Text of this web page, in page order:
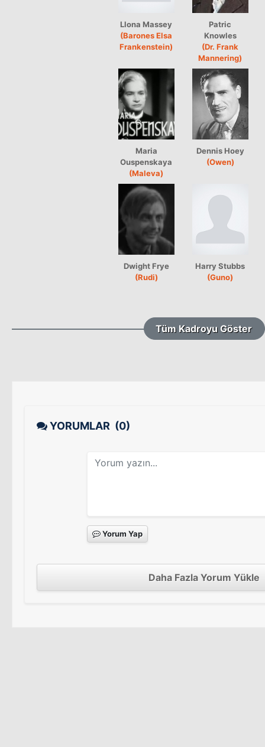
Llona Massey
(Barones Elsa
Frankenstein)
Patric
Knowles
(Dr. Frank
Mannering)
Maria
Ouspenskaya
(Maleva)
Dennis Hoey
(Owen)
Dwight Frye
(Rudi)
Harry Stubbs
(Guno)
Tüm Kadroyu Göster
YORUMLAR (0)
Yorum Yap
Daha Fazla Yorum Yükle